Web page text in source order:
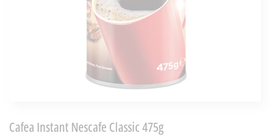
Cafea Instant Nescafe Classic 475g